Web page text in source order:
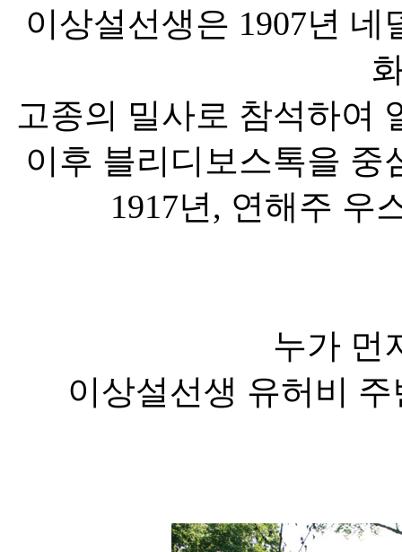
이상설선생은 1907년
고종의 밀사로 참석하여
이후 블리디보스톡을 중
1917년, 연해주 우
누가 먼
이상설선생 유허비